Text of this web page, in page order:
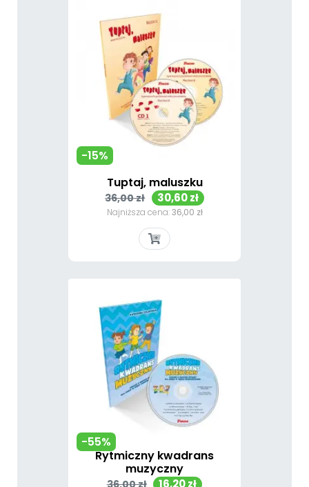
Tuptaj, maluszku
Cena
podstawowa
36,00 zł Cena
30,60 zł
Najniższa cena:36,00 zł
-15%
Rytmiczny kwadrans
muzyczny
Cena
36,00 zł Cena
16,20 zł
-55%